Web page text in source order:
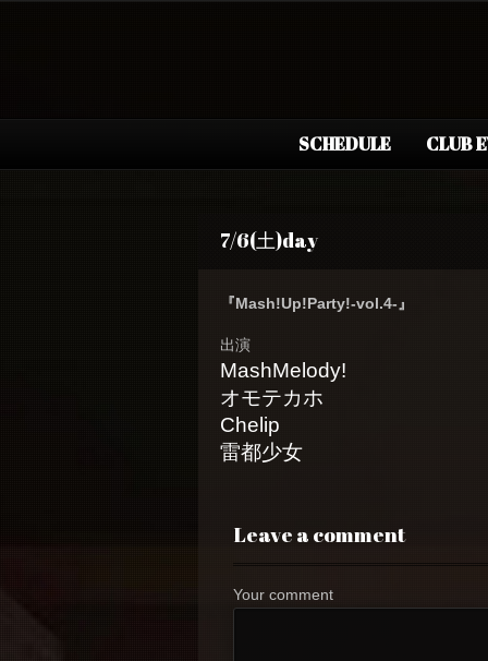
SCHEDULE CLUB
7/6(土)day
『Mash!Up!Party!-vol.4-』
出演
MashMelody!
オモテカホ
Chelip
雷都少女
Leave a comment
Your comment